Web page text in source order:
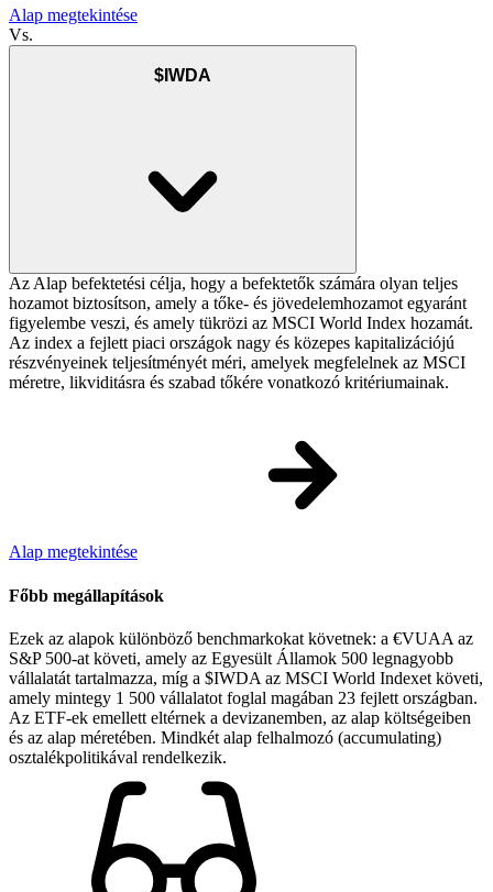
Alap megtekintése
Vs.
$IWDA
Az Alap befektetési célja, hogy a befektetők számára olyan teljes
hozamot biztosítson, amely a tőke- és jövedelemhozamot egyaránt
figyelembe veszi, és amely tükrözi az MSCI World Index hozamát.
Az index a fejlett piaci országok nagy és közepes kapitalizációjú
részvényeinek teljesítményét méri, amelyek megfelelnek az MSCI
méretre, likviditásra és szabad tőkére vonatkozó kritériumainak.
Alap megtekintése
Főbb megállapítások
Ezek az alapok különböző benchmarkokat követnek: a €VUAA az
S&P 500-at követi, amely az Egyesült Államok 500 legnagyobb
vállalatát tartalmazza, míg a $IWDA az MSCI World Indexet követi,
amely mintegy 1 500 vállalatot foglal magában 23 fejlett országban.
Az ETF-ek emellett eltérnek a devizanemben, az alap költségeiben
és az alap méretében. Mindkét alap felhalmozó (accumulating)
osztalékpolitikával rendelkezik.